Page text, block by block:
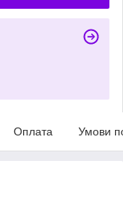
Оплата Умови